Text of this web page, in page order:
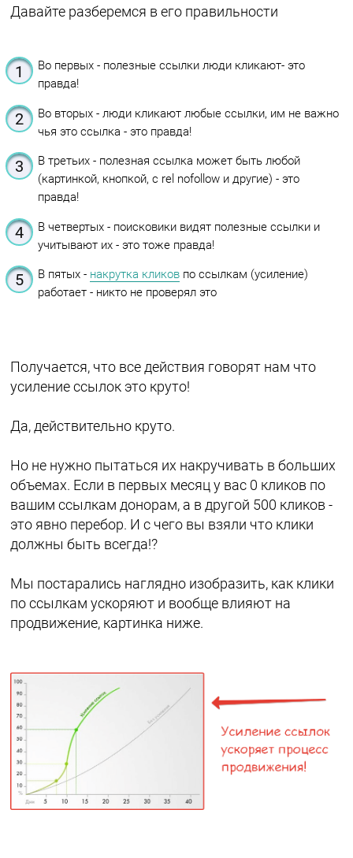
Давайте разберемся в его правильности
Во первых - полезные ссылки люди кликают- это
правда!
Во вторых - люди кликают любые ссылки, им не важно
чья это ссылка - это правда!
В третьих - полезная ссылка может быть любой
(картинкой, кнопкой, с rel nofollow и другие) - это
правда!
В четвертых - поисковики видят полезные ссылки и
учитывают их - это тоже правда!
В пятых - накрутка кликовпо ссылкам (усиление)
работает - никто не проверял это
Получается, что все действия говорят нам что
усиление ссылок это круто!
Да, действительно круто.
Но не нужно пытаться их накручивать в больших
объемах. Если в первых месяц у вас 0 кликов по
вашим ссылкам донорам, а в другой 500 кликов -
это явно перебор. И с чего вы взяли что клики
должны быть всегда!?
Мы постарались наглядно изобразить, как клики
по ссылкам ускоряют и вообще влияют на
продвижение, картинка ниже.